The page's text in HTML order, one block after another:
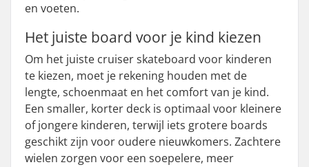
en voeten.
Het juiste board voor je kind kiezen
Om het juiste cruiser skateboard voor kinderen
te kiezen, moet je rekening houden met de
lengte, schoenmaat en het comfort van je kind.
Een smaller, korter deck is optimaal voor kleinere
of jongere kinderen, terwijl iets grotere boards
geschikt zijn voor oudere nieuwkomers. Zachtere
wielen zorgen voor een soepelere, meer